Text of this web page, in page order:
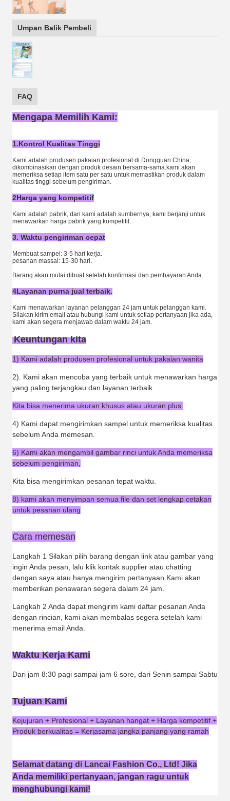
Umpan Balik Pembeli
FAQ
Mengapa Memilih Kami:
1.Kontrol Kualitas Tinggi
Kami adalah produsen pakaian profesional di Dongguan China,
dikombinasikan dengan produk desain bersama-sama.kami akan
memeriksa setiap item satu per satu untuk memastikan produk dalam
kualitas tinggi sebelum pengiriman.
2Harga yang kompetitif
Kami adalah pabrik, dan kami adalah sumbernya, kami berjanji untuk
menawarkan harga pabrik yang kompetitif.
3. Waktu pengiriman cepat
Membuat sampel: 3-5 hari kerja.
pesanan massal: 15-30 hari.
Barang akan mulai dibuat setelah konfirmasi dan pembayaran Anda.
4Layanan purna jual terbaik.
Kami menawarkan layanan pelanggan 24 jam untuk pelanggan kami.
Silakan kirim email atau hubungi kami untuk setiap pertanyaan jika ada,
kami akan segera menjawab dalam waktu 24 jam.
Keuntungan kita
1) Kami adalah produsen profesional untuk pakaian wanita
2). Kami akan mencoba yang terbaik untuk menawarkan harga
yang paling terjangkau dan layanan terbaik
Kita bisa menerima ukuran khusus atau ukuran plus.
4) Kami dapat mengirimkan sampel untuk memeriksa kualitas
sebelum Anda memesan.
6) Kami akan mengambil gambar rinci untuk Anda memeriksa
sebelum pengiriman,
Kita bisa mengirimkan pesanan tepat waktu.
8) kami akan menyimpan semua file dan set lengkap cetakan
untuk pesanan ulang
Cara memesan
Langkah 1 Silakan pilih barang dengan link atau gambar yang
ingin Anda pesan, lalu klik kontak supplier atau chatting
dengan saya atau hanya mengirim pertanyaan.Kami akan
memberikan penawaran segera dalam 24 jam.
Langkah 2 Anda dapat mengirim kami daftar pesanan Anda
dengan rincian, kami akan membalas segera setelah kami
menerima email Anda.
Waktu Kerja Kami
Dari jam 8:30 pagi sampai jam 6 sore, dari Senin sampai Sabtu
Tujuan Kami
Kejujuran + Profesional + Layanan hangat + Harga kompetitif +
Produk berkualitas = Kerjasama jangka panjang yang ramah
Selamat datang di Lancai Fashion Co., Ltd! Jika
Anda memiliki pertanyaan, jangan ragu untuk
menghubungi kami!